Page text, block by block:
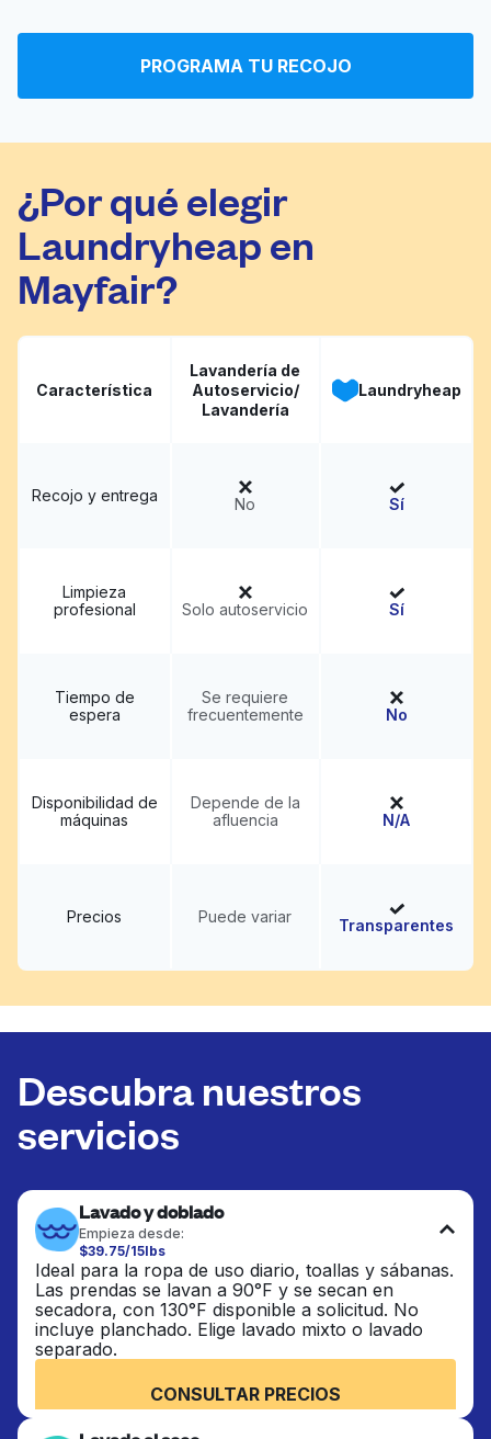
Tacony Laundromat Ir al sitio web
PROGRAMA TU RECOJO
¿Por qué elegir
Laundryheap en
Mayfair?
Característica
Lavandería de
Autoservicio/
Lavandería
Laundryheap
Recojo y entrega No Sí
Limpieza
profesional
Solo autoservicio Sí
Tiempo de
espera
Se requiere
frecuentemente
No
Disponibilidad de
máquinas
Depende de la
afluencia
N/A
Precios Puede variar Transparentes
Descubra nuestros
servicios
Lavado y doblado
Empieza desde:
$39.75/15lbs
Ideal para la ropa de uso diario, toallas y sábanas.
Las prendas se lavan a 90°F y se secan en
secadora, con 130°F disponible a solicitud. No
incluye planchado. Elige lavado mixto o lavado
separado.
CONSULTAR PRECIOS